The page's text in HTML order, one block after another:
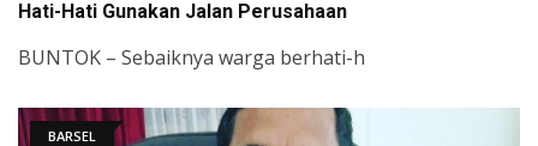
Hati-Hati Gunakan Jalan Perusahaan
BUNTOK – Sebaiknya warga berhati-h
BARSEL